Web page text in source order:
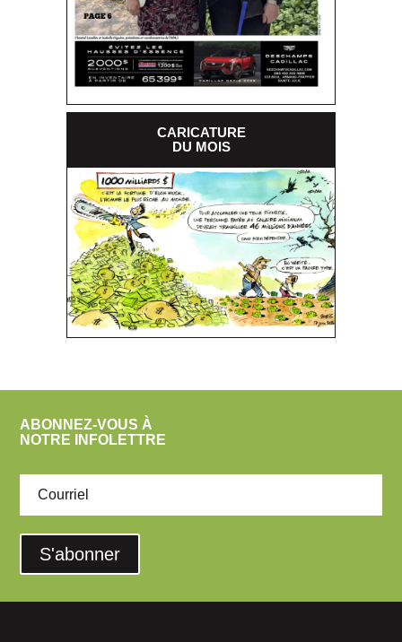
CARICATURE
DU MOIS
ABONNEZ-VOUS À
NOTRE INFOLETTRE
S'abonner